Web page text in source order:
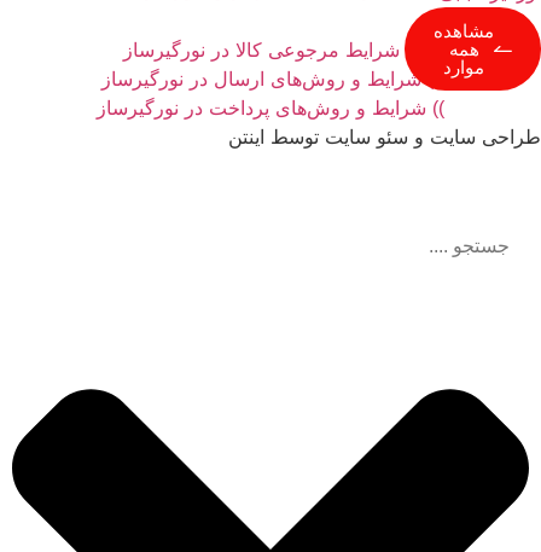
مشاهده
همه
موارد
)) شرایط مرجوعی کالا در نورگیرساز
)) شرایط و روش‌های ارسال در نورگیرساز
)) شرایط و روش‌های پرداخت در نورگیرساز
طراحی سایت و سئو سایت توسط اینتن